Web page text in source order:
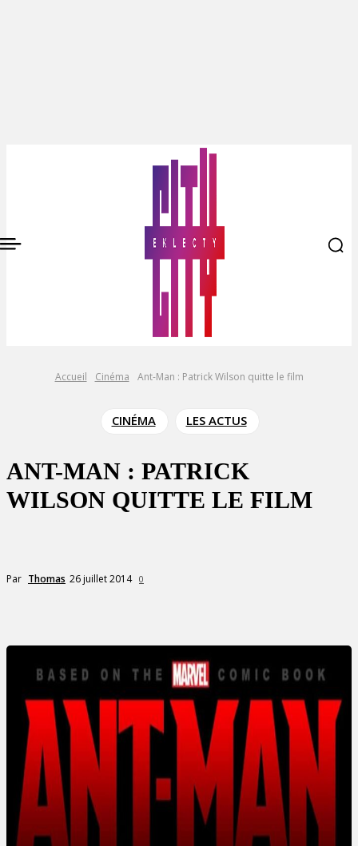
Accueil Cinéma Ant-Man : Patrick Wilson quitte le film
CINÉMA LES ACTUS
ANT-MAN : PATRICK
WILSON QUITTE LE FILM
Par Thomas 26 juillet 2014 0